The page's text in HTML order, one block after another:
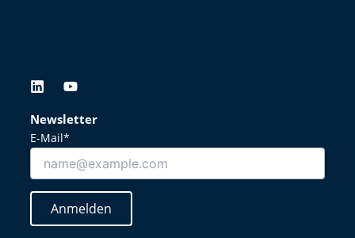
L
i
n
k
e
d
n
Y
u
t
b
e
Newsletter
E-Mail*
Anmelden